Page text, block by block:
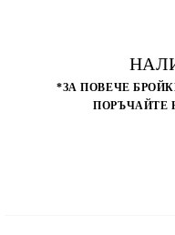
*ЗА ПОВЕЧЕ
ПОРЪЧАЙТЕ